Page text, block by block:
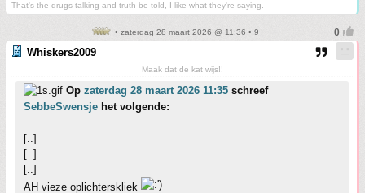
That's the drugs talking and truth be told, I like what they're saying.
• zaterdag 28 maart 2026 @ 11:36 • 9
Whiskers2009
Maak dat de kat wijs!!
Op zaterdag 28 maart 2026 11:35 schreef
SebbeSwensje het volgende:
[..]
[..]
[..]
AH vieze oplichterskliek